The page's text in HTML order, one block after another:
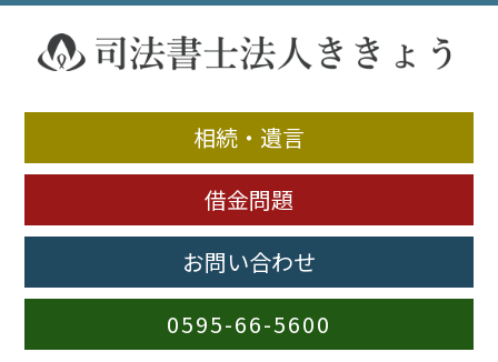
相続・遺言
借金問題
お問い合わせ
0595-66-5600